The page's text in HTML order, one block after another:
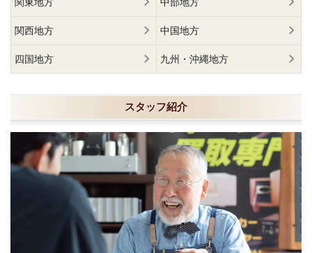
関東地方 中部地方
関西地方 中国地方
四国地方 九州・沖縄地方
スタッフ紹介